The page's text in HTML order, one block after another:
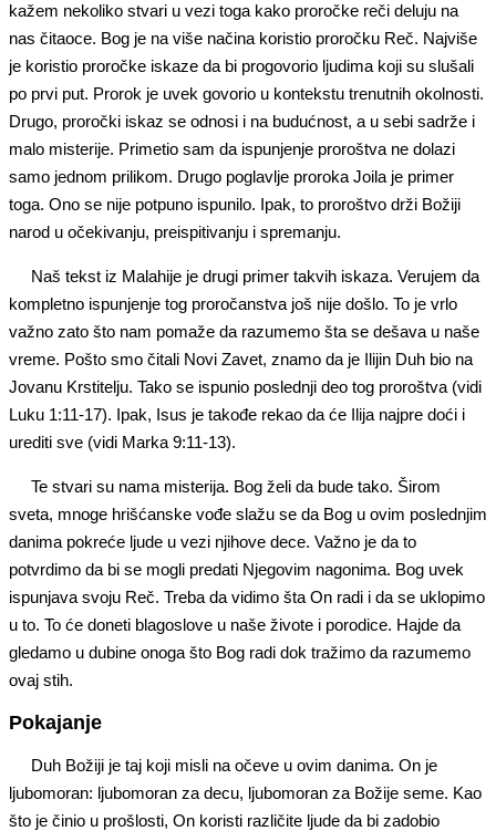
kažem nekoliko stvari u vezi toga kako proročke reči deluju na
nas čitaoce. Bog je na više načina koristio proročku Reč. Najviše
je koristio proročke iskaze da bi progovorio ljudima koji su slušali
po prvi put. Prorok je uvek govorio u kontekstu trenutnih okolnosti.
Drugo, proročki iskaz se odnosi i na budućnost, a u sebi sadrže i
malo misterije. Primetio sam da ispunjenje proroštva ne dolazi
samo jednom prilikom. Drugo poglavlje proroka Joila je primer
toga. Ono se nije potpuno ispunilo. Ipak, to proroštvo drži Božiji
narod u očekivanju, preispitivanju i spremanju.
Naš tekst iz Malahije je drugi primer takvih iskaza. Verujem da
kompletno ispunjenje tog proročanstva još nije došlo. To je vrlo
važno zato što nam pomaže da razumemo šta se dešava u naše
vreme. Pošto smo čitali Novi Zavet, znamo da je Ilijin Duh bio na
Jovanu Krstitelju. Tako se ispunio poslednji deo tog proroštva (vidi
Luku 1:11-17). Ipak, Isus je takođe rekao da će Ilija najpre doći i
urediti sve (vidi Marka 9:11-13).
Te stvari su nama misterija. Bog želi da bude tako. Širom
sveta, mnoge hrišćanske vođe slažu se da Bog u ovim poslednjim
danima pokreće ljude u vezi njihove dece. Važno je da to
potvrdimo da bi se mogli predati Njegovim nagonima. Bog uvek
ispunjava svoju Reč. Treba da vidimo šta On radi i da se uklopimo
u to. To će doneti blagoslove u naše živote i porodice. Hajde da
gledamo u dubine onoga što Bog radi dok tražimo da razumemo
ovaj stih.
Pokajanje
Duh Božiji je taj koji misli na očeve u ovim danima. On je
ljubomoran: ljubomoran za decu, ljubomoran za Božije seme. Kao
što je činio u prošlosti, On koristi različite ljude da bi zadobio